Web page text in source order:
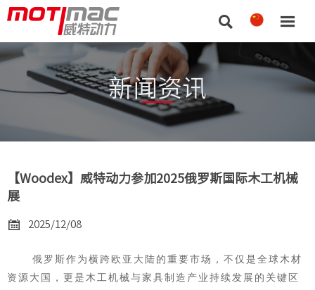
 
新闻资讯
【Woodex】威特动力参加2025俄罗斯国际木工机械
展
 2025/12/08
俄罗斯作为横跨欧亚大陆的重要市场，不仅是全球木材
资源大国，更是木工机械与家具制造产业持续发展的关键区